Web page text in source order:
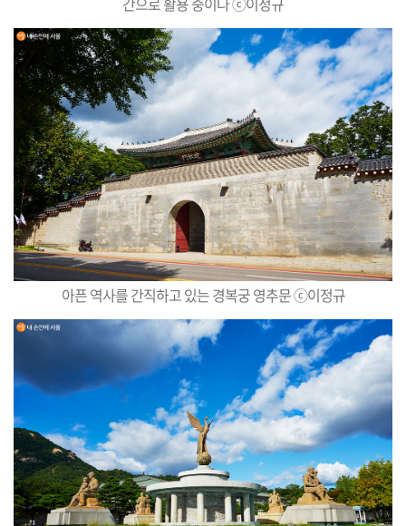
아픈 역사를 간직하고 있는 경복궁 영추문 ⓒ이정규